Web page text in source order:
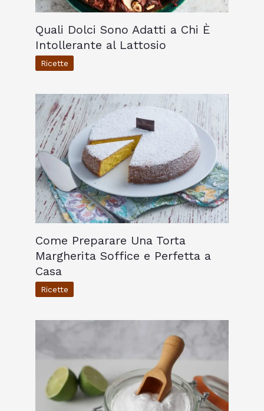
Quali Dolci Sono Adatti a Chi È
Intollerante al Lattosio
Ricette
Come Preparare Una Torta
Margherita Soffice e Perfetta a
Casa
Ricette